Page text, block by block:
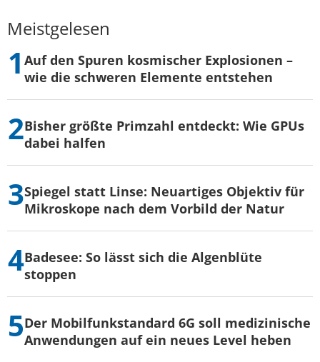
Meistgelesen
Auf den Spuren kosmischer Explosionen –
wie die schweren Elemente entstehen
Bisher größte Primzahl entdeckt: Wie GPUs
dabei halfen
Spiegel statt Linse: Neuartiges Objektiv für
Mikroskope nach dem Vorbild der Natur
Badesee: So lässt sich die Algenblüte
stoppen
Der Mobilfunkstandard 6G soll medizinische
Anwendungen auf ein neues Level heben